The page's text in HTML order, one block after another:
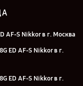
AF-S Nikkor в г. Москва
ED AF-S Nikkor в г.
ED AF-S Nikkor в г.